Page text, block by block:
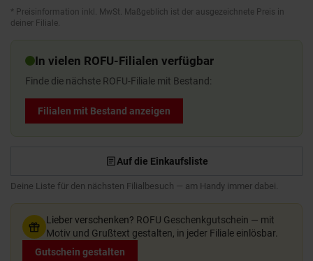
* Preisinformation inkl. MwSt. Maßgeblich ist der ausgezeichnete Preis in
deiner Filiale.
In vielen ROFU-Filialen verfügbar
Finde die nächste ROFU-Filiale mit Bestand:
Filialen mit Bestand anzeigen
Auf die Einkaufsliste
Deine Liste für den nächsten Filialbesuch — am Handy immer dabei.
Lieber verschenken? ROFU Geschenkgutschein — mit
Motiv und Grußtext gestalten, in jeder Filiale einlösbar.
Gutschein gestalten